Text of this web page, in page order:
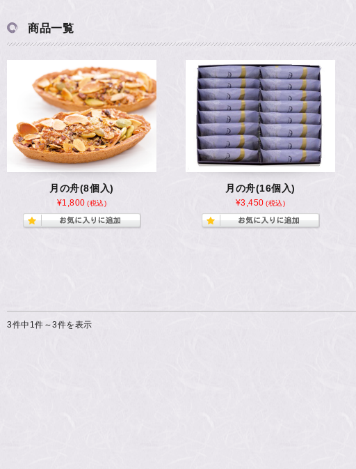
商品一覧
月の舟(8個入)
¥1,800 (税込)
月の舟(16個入)
¥3,450 (税込)
3件中1件～3件を表示